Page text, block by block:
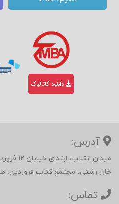
دانلود کاتالوگ
آدرس:
میدان
خان رشتی، مجتمع کتاب فروردین،
تماس: